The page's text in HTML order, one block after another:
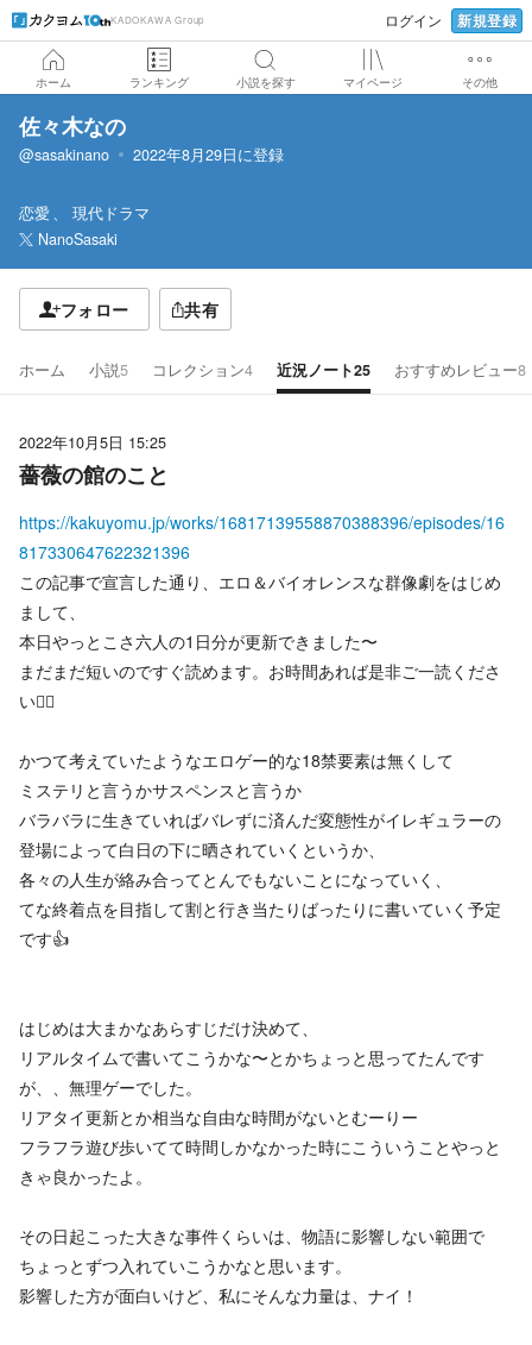
KADOKAWA Group ログイン 新規登録
ホーム ランキング 小説を探す マイページ その他
佐々木なの
@sasakinano 2022年8月29日に登録
恋愛
現代ドラマ
NanoSasaki
フォロー 共有
ホーム 小説5 コレクション4 近況ノート25 おすすめレビュー8
2022年10月5日 15:25
薔薇の館のこと
https://kakuyomu.jp/works/16817139558870388396/episodes/16
817330647622321396
この記事で宣言した通り、エロ＆バイオレンスな群像劇をはじめ
まして、
本日やっとこさ六人の1日分が更新できました〜
まだまだ短いのですぐ読めます。お時間あれば是非ご一読くださ
い🙇‍♀️
かつて考えていたようなエロゲー的な18禁要素は無くして
ミステリと言うかサスペンスと言うか
バラバラに生きていればバレずに済んだ変態性がイレギュラーの
登場によって白日の下に晒されていくというか、
各々の人生が絡み合ってとんでもないことになっていく、
てな終着点を目指して割と行き当たりばったりに書いていく予定
です👍
はじめは大まかなあらすじだけ決めて、
リアルタイムで書いてこうかな〜とかちょっと思ってたんです
が、、無理ゲーでした。
リアタイ更新とか相当な自由な時間がないとむーりー
フラフラ遊び歩いてて時間しかなかった時にこういうことやっと
きゃ良かったよ。
その日起こった大きな事件くらいは、物語に影響しない範囲で
ちょっとずつ入れていこうかなと思います。
影響した方が面白いけど、私にそんな力量は、ナイ！